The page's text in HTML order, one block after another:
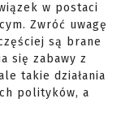
w postaci
Zwróć uwagę
są brane
się zabawy z
takie działania
polityków, a